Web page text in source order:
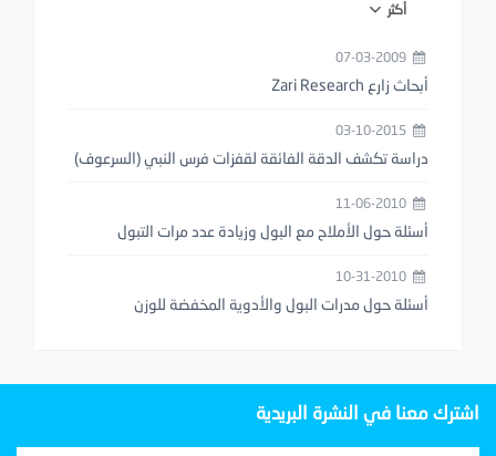
أكثر
أبحاث زارع Zari Research
دراسة تكشف الدقة الفائقة لقفزات فرس النبي (السرعوف)
أسئلة حول الأملاح مع البول وزيادة عدد مرات التبول
أسئلة حول مدرات البول والأدوية المخفضة للوزن
اشترك معنا في النشرة البريدية